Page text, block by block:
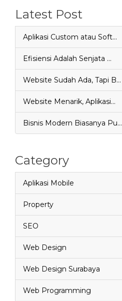
Latest Post
Aplikasi Custom atau Soft…
Efisiensi Adalah Senjata …
Website Sudah Ada, Tapi B…
Website Menarik, Aplikasi…
Bisnis Modern Biasanya Pu…
Category
Aplikasi Mobile
Property
SEO
Web Design
Web Design Surabaya
Web Programming